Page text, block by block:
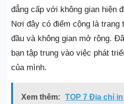
đẳng cấp với không gian hiện
Nơi đây có điểm cộng là trang
đầu và không gian mở rộng.
bạn tập trung vào việc phát
của mình.
Xem thêm:
TOP 7 Địa chỉ